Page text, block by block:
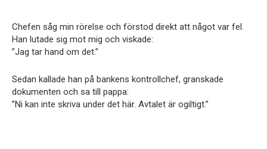
Chefen såg min rörelse och förstod direkt att något var fel.
Han lutade sig mot mig och viskade:
”Jag tar hand om det.”
Sedan kallade han på bankens kontrollchef, granskade
dokumenten och sa till pappa:
”Ni kan inte skriva under det här. Avtalet är ogiltigt.”